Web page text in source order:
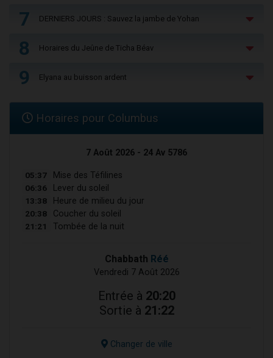
7 DERNIERS JOURS : Sauvez la jambe de Yohan
8 Horaires du Jeûne de Ticha Béav
9 Elyana au buisson ardent
Horaires pour Columbus
7 Août 2026 - 24 Av 5786
05:37 Mise des Téfilines
06:36 Lever du soleil
13:38 Heure de milieu du jour
20:38 Coucher du soleil
21:21 Tombée de la nuit
Chabbath Réé
Vendredi 7 Août 2026
Entrée à 20:20
Sortie à 21:22
Changer de ville